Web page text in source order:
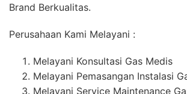
Brand Berkualitas.
Perusahaan Kami Melayani :
Melayani Konsultasi Gas Medis
Melayani Pemasangan Instalasi
Melayani Service Maintenance